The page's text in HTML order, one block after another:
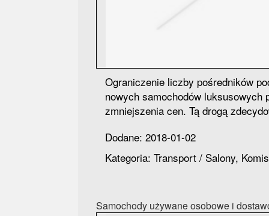
Ograniczenie liczby pośredników
nowych samochodów luksusowych
zmniejszenia cen. Tą drogą
Dodane: 2018-01-02
Kategoria: Transport / Salony,
Samochody używane osobowe i